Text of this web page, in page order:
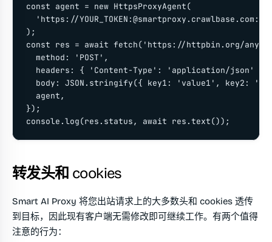
const agent = new HttpsProxyAgent(
'https://
);
const res = await fetch('https://httpbin.org/
  method: 'POST',
  headers: { 'Content-Type': 'application/json' },
body: JSON.stringify({ key1: 'value1', key2:
  agent,
});
console.log(res.status, await res.text());
转发头和 cookies
Smart AI Proxy 将您出站请求上的大多数头和 cookies 透传
到目标，因此现有客户端无需修改即可继续工作。有两个值得
注意的行为：